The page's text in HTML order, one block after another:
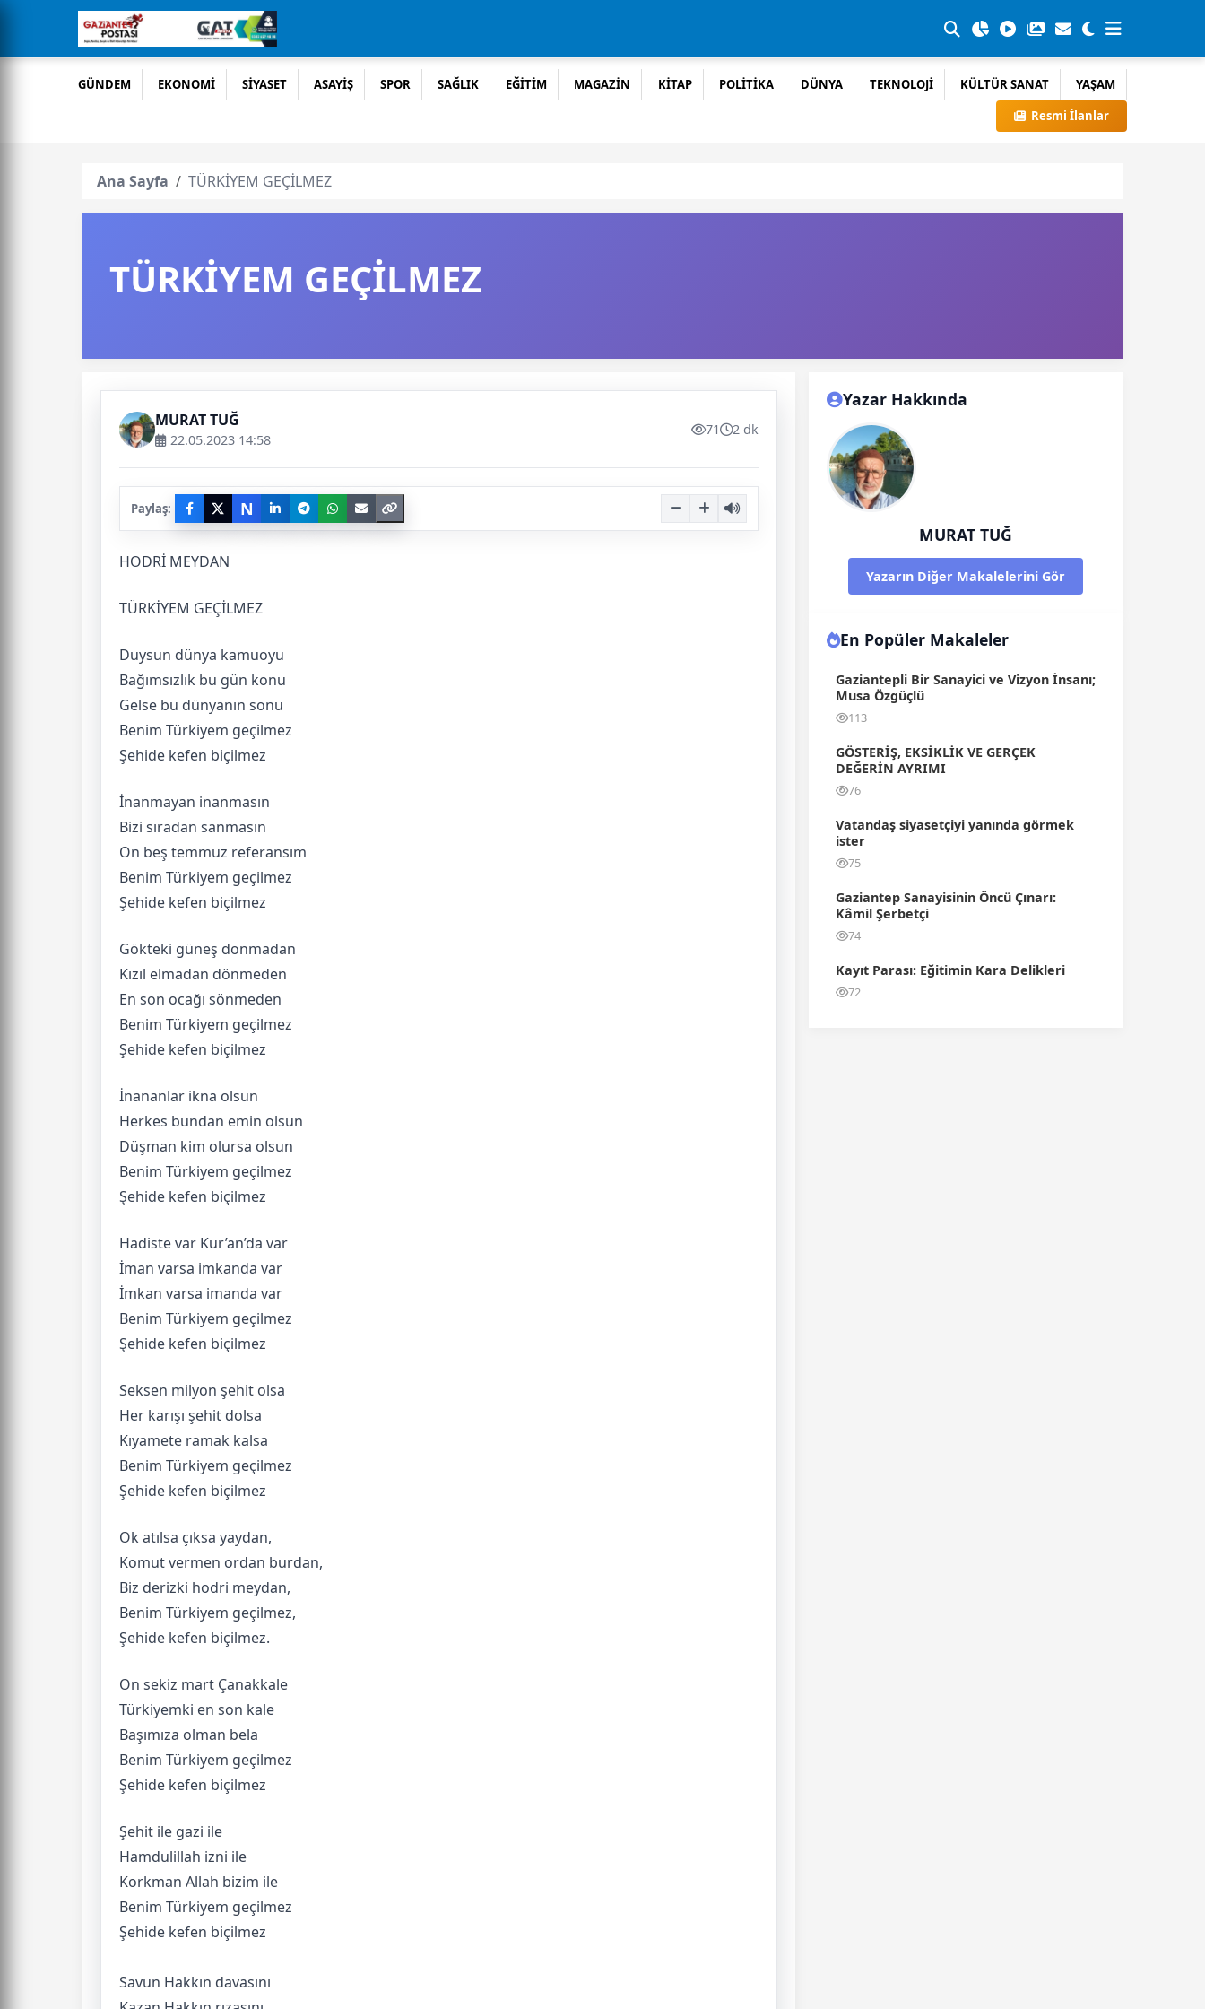
GÜNDEM EKONOMİ SİYASET ASAYİŞ SPOR SAĞLIK EĞİTİM MAGAZİN KİTAP POLİTİKA DÜNYA TEKNOLOJİ KÜLTÜR SANAT
YAŞAM
Resmi İlanlar
Ana Sayfa TÜRKİYEM GEÇİLMEZ
TÜRKİYEM GEÇİLMEZ
MURAT TUĞ
22.05.2023 14:58
71 2 dk
Paylaş: N
HODRİ MEYDAN
TÜRKİYEM GEÇİLMEZ
Duysun dünya kamuoyu
Bağımsızlık bu gün konu
Gelse bu dünyanın sonu
Benim Türkiyem geçilmez
Şehide kefen biçilmez
İnanmayan inanmasın
Bizi sıradan sanmasın
On beş temmuz referansım
Benim Türkiyem geçilmez
Şehide kefen biçilmez
Gökteki güneş donmadan
Kızıl elmadan dönmeden
En son ocağı sönmeden
Benim Türkiyem geçilmez
Şehide kefen biçilmez
İnananlar ikna olsun
Herkes bundan emin olsun
Düşman kim olursa olsun
Benim Türkiyem geçilmez
Şehide kefen biçilmez
Hadiste var Kur’an’da var
İman varsa imkanda var
İmkan varsa imanda var
Benim Türkiyem geçilmez
Şehide kefen biçilmez
Seksen milyon şehit olsa
Her karışı şehit dolsa
Kıyamete ramak kalsa
Benim Türkiyem geçilmez
Şehide kefen biçilmez
Ok atılsa çıksa yaydan,
Komut vermen ordan burdan,
Biz derizki hodri meydan,
Benim Türkiyem geçilmez,
Şehide kefen biçilmez.
On sekiz mart Çanakkale
Türkiyemki en son kale
Başımıza olman bela
Benim Türkiyem geçilmez
Şehide kefen biçilmez
Şehit ile gazi ile
Hamdulillah izni ile
Korkman Allah bizim ile
Benim Türkiyem geçilmez
Şehide kefen biçilmez
Savun Hakkın davasını
Yazar Hakkında
MURAT TUĞ
Yazarın Diğer Makalelerini Gör
En Popüler Makaleler
Gaziantepli Bir Sanayici ve Vizyon İnsanı;
Musa Özgüçlü
113
GÖSTERİŞ, EKSİKLİK VE GERÇEK
DEĞERİN AYRIMI
76
Vatandaş siyasetçiyi yanında görmek
ister
75
Gaziantep Sanayisinin Öncü Çınarı:
Kâmil Şerbetçi
74
Kayıt Parası: Eğitimin Kara Delikleri
72